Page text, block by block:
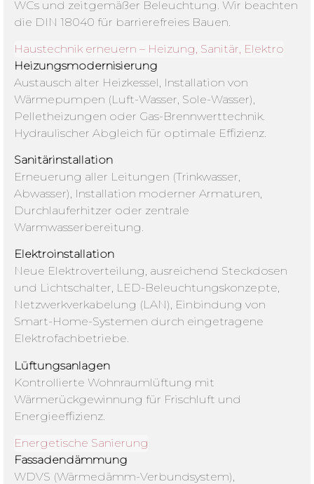
WCs und zeitgemäßer Beleuchtung. Wir beachten
die DIN 18040 für barrierefreies Bauen.
Haustechnik erneuern – Heizung, Sanitär, Elektro
Heizungsmodernisierung
Austausch alter Heizkessel, Installation von
Wärmepumpen (Luft-Wasser, Sole-Wasser),
Pelletheizungen oder Gas-Brennwerttechnik.
Hydraulischer Abgleich für optimale Effizienz.
Sanitärinstallation
Erneuerung aller Leitungen (Trinkwasser,
Abwasser), Installation moderner Armaturen,
Durchlauferhitzer oder zentrale
Warmwasserbereitung.
Elektroinstallation
Neue Elektroverteilung, ausreichend Steckdosen
und Lichtschalter, LED-Beleuchtungskonzepte,
Netzwerkverkabelung (LAN), Einbindung von
Smart-Home-Systemen durch eingetragene
Elektrofachbetriebe.
Lüftungsanlagen
Kontrollierte Wohnraumlüftung mit
Wärmerückgewinnung für Frischluft und
Energieeffizienz.
Energetische Sanierung
Fassadendämmung
WDVS (Wärmedämm-Verbundsystem),